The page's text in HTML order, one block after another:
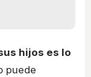
hijos es lo
puede